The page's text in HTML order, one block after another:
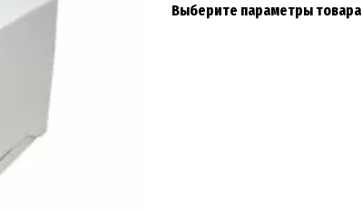
Выберите параметры товара